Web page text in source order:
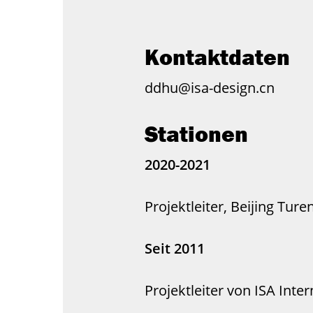
Kontaktdaten
ddhu@isa-design.cn
Stationen
2020-2021
Projektleiter, Beijing
Seit 2011
Projektleiter von ISA